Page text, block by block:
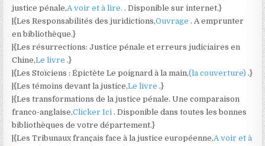
justice pénale,A voir et à lire.. Disponible sur internet.}
|{Les Responsabilités des juridictions,Ouvrage. A emprunter
en bibliothèque.}
|{Les résurrections: Justice pénale et erreurs judiciaires en
Chine,Le livre.}
|{Les Stoïciens : Épictète Le poignard à la main,(la couverture).}
|{Les témoins devant la justice,Le livre.}
|{Les transformations de la justice pénale. Une comparaison
franco-anglaise,Clicker Ici. Disponible dans toutes les bonnes
bibliothèques de votre département.}
|{Les Tribunaux français face à la justice européenne,A voir et à